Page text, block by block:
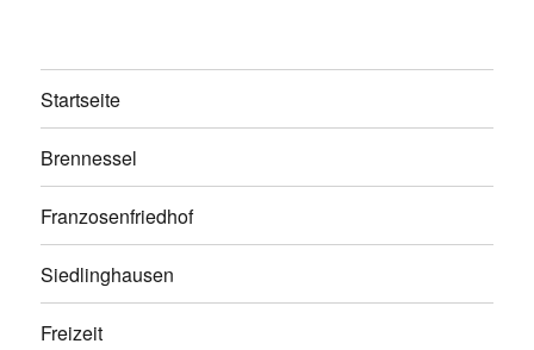
Startseite
Brennessel
Franzosenfriedhof
Siedlinghausen
Freizeit